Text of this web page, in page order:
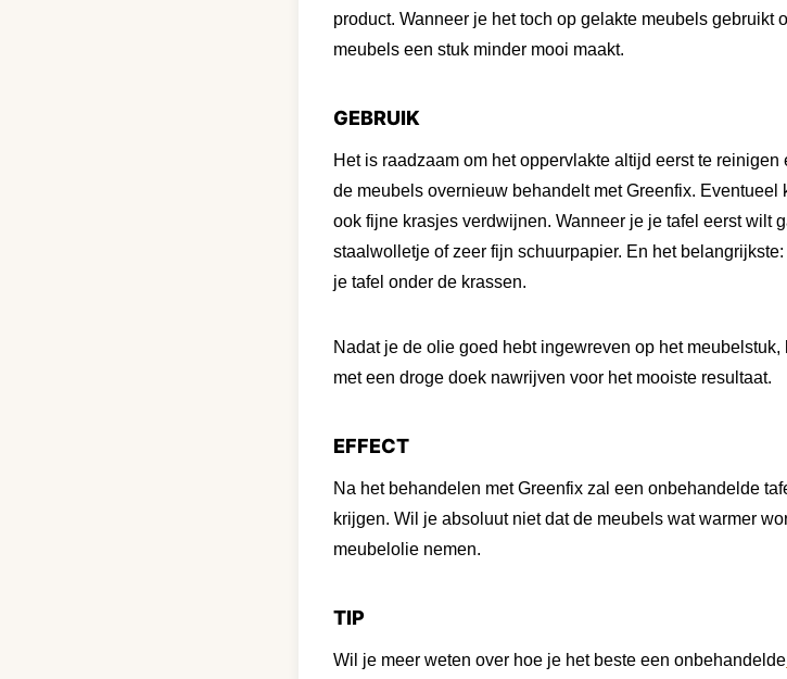
product. Wanneer je het toch op gelakte meubels gebruikt
meubels een stuk minder mooi maakt.
GEBRUIK
Het is raadzaam om het oppervlakte altijd eerst te
de meubels overnieuw behandelt met Greenfix.
ook fijne krasjes verdwijnen. Wanneer je je tafel eerst wilt
staalwolletje of zeer fijn schuurpapier. En het
je tafel onder de krassen.
Nadat je de olie goed hebt ingewreven op het
met een droge doek nawrijven voor het mooiste resultaat.
EFFECT
Na het behandelen met Greenfix zal een onbehandelde
krijgen. Wil je absoluut niet dat de meubels wat warmer
meubelolie nemen.
TIP
Wil je meer weten over hoe je het beste een onbehandelde